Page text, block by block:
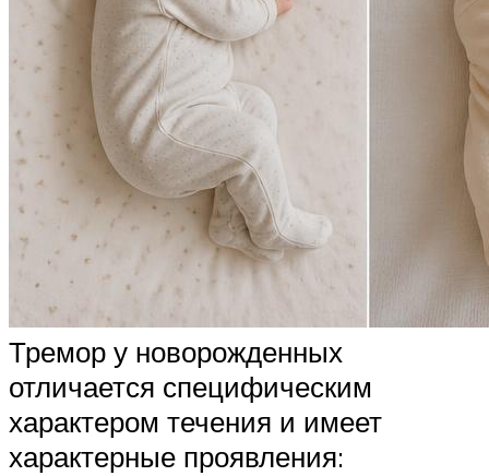
Тремор у новорожденных
отличается специфическим
характером течения и имеет
характерные проявления: